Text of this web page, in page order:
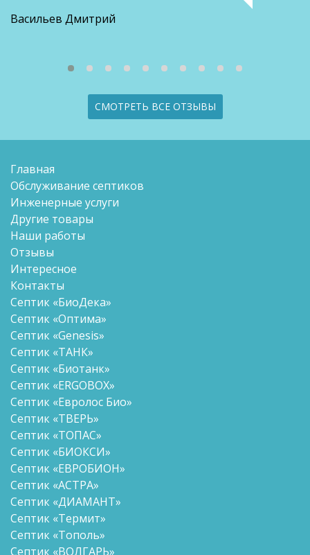
Васильев Дмитрий
СМОТРЕТЬ ВСЕ ОТЗЫВЫ
Главная
Обслуживание септиков
Инженерные услуги
Другие товары
Наши работы
Отзывы
Интересное
Контакты
Септик «БиоДека»
Септик «Оптима»
Септик «Genesis»
Септик «ТАНК»
Септик «Биотанк»
Септик «ERGOBOX»
Септик «Евролос Био»
Септик «ТВЕРЬ»
Септик «ТОПАС»
Септик «БИОКСИ»
Септик «ЕВРОБИОН»
Септик «АСТРА»
Септик «ДИАМАНТ»
Септик «Термит»
Септик «Тополь»
Септик «ВОЛГАРЬ»